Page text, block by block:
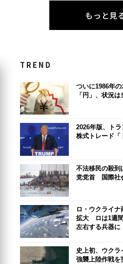
もっと見
TREND
ついに1986年
「円」、状況
2026年版、ト
株式トレード「
不法移民の殺到
党党首 国際社
ロ・ウクライ
拡大 ロは1週
左右する兵器に
史上初、ウクラ
強襲上陸作戦を